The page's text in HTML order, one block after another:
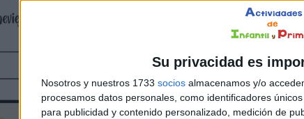
Su privacidad es
Nosotros y nuestros 1733 socios almacenamos y/o
procesamos datos personales, como identificadores
para publicidad y contenido personalizado, medición de